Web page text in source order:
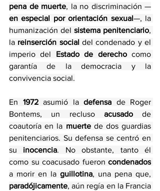
pena de muerte, la no discriminación —
en especial por orientación sexual—, la
humanización del sistema penitenciario,
la reinserción social del condenado y el
imperio del Estado de derecho como
garantía de la democracia y la
convivencia social.
En 1972 asumió la defensa de Roger
Bontems, un recluso acusado de
coautoría en la muerte de dos guardias
penitenciarios. Su defensa se centró en
su inocencia. No obstante, tanto él
como su coacusado fueron condenados
a morir en la guillotina, una pena que,
paradójicamente, aún regía en la Francia